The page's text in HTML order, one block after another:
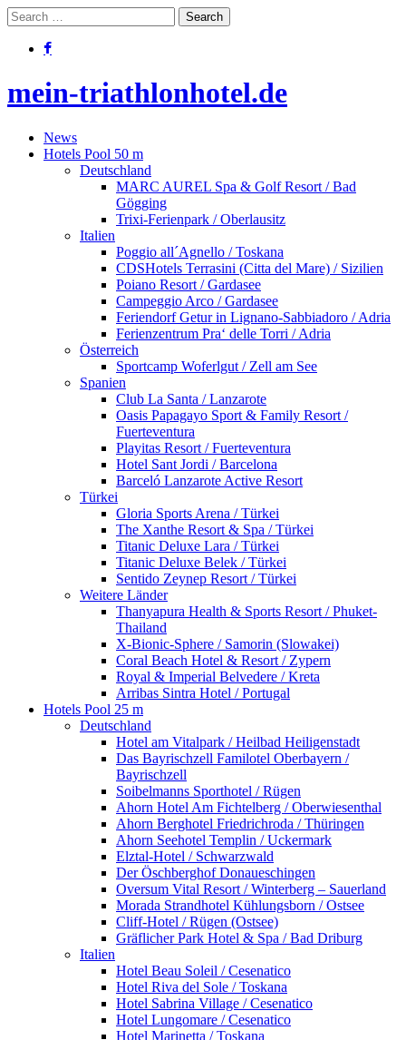
mein-triathlonhotel.de
News
Hotels Pool 50 m
Deutschland
MARC AUREL Spa & Golf Resort / Bad
Gögging
Trixi-Ferienpark / Oberlausitz
Italien
Poggio all´Agnello / Toskana
CDSHotels Terrasini (Citta del Mare) / Sizilien
Poiano Resort / Gardasee
Campeggio Arco / Gardasee
Feriendorf Getur in Lignano-Sabbiadoro / Adria
Ferienzentrum Pra‘ delle Torri / Adria
Österreich
Sportcamp Woferlgut / Zell am See
Spanien
Club La Santa / Lanzarote
Oasis Papagayo Sport & Family Resort /
Fuerteventura
Playitas Resort / Fuerteventura
Hotel Sant Jordi / Barcelona
Barceló Lanzarote Active Resort
Türkei
Gloria Sports Arena / Türkei
The Xanthe Resort & Spa / Türkei
Titanic Deluxe Lara / Türkei
Titanic Deluxe Belek / Türkei
Sentido Zeynep Resort / Türkei
Weitere Länder
Thanyapura Health & Sports Resort / Phuket-
Thailand
X-Bionic-Sphere / Samorin (Slowakei)
Coral Beach Hotel & Resort / Zypern
Royal & Imperial Belvedere / Kreta
Arribas Sintra Hotel / Portugal
Hotels Pool 25 m
Deutschland
Hotel am Vitalpark / Heilbad Heiligenstadt
Das Bayrischzell Familotel Oberbayern /
Bayrischzell
Soibelmanns Sporthotel / Rügen
Ahorn Hotel Am Fichtelberg / Oberwiesenthal
Ahorn Berghotel Friedrichroda / Thüringen
Ahorn Seehotel Templin / Uckermark
Elztal-Hotel / Schwarzwald
Der Öschberghof Donaueschingen
Oversum Vital Resort / Winterberg – Sauerland
Morada Strandhotel Kühlungsborn / Ostsee
Cliff-Hotel / Rügen (Ostsee)
Gräflicher Park Hotel & Spa / Bad Driburg
Italien
Hotel Beau Soleil / Cesenatico
Hotel Riva del Sole / Toskana
Hotel Sabrina Village / Cesenatico
Hotel Lungomare / Cesenatico
Hotel Marinetta / Toskana